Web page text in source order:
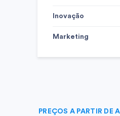
Inovação
Marketing
PREÇOS A PARTIR DE